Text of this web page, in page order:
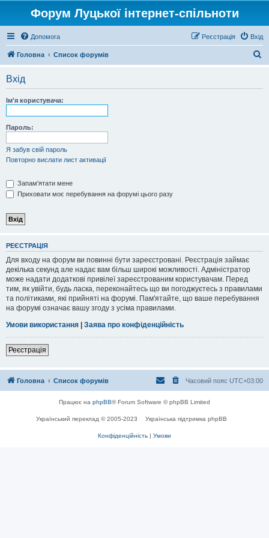
Форум Луцької інтернет-спільноти
Допомога Вхід
Реєстрація
Головна Список форумів
Вхід
Ім'я користувача:
Пароль:
Я забув свій пароль
Повторно вислати лист активації
Запам'ятати мене
Приховати моє перебування на форумі цього разу
РЕЄСТРАЦІЯ
Для входу на форум ви повинні бути зареєстровані. Реєстрація займає
декілька секунд але надає вам більш широкі можливості. Адміністратор
може надати додаткові привілеї зареєстрованим користувачам. Перед
тим, як увійти, будь ласка, переконайтесь що ви погоджуєтесь з правилами
та політиками, які прийняті на форумі. Пам'ятайте, що ваше перебування
на форумі означає вашу згоду з усіма правилами.
Умови використання | Заява про конфіденційність
Реєстрація
Головна Список форумів Часовий пояс UTC+03:00
Працює на phpBB® Forum Software © phpBB Limited
Український переклад © 2005-2023 Українська підтримка phpBB
Конфіденційність | Умови